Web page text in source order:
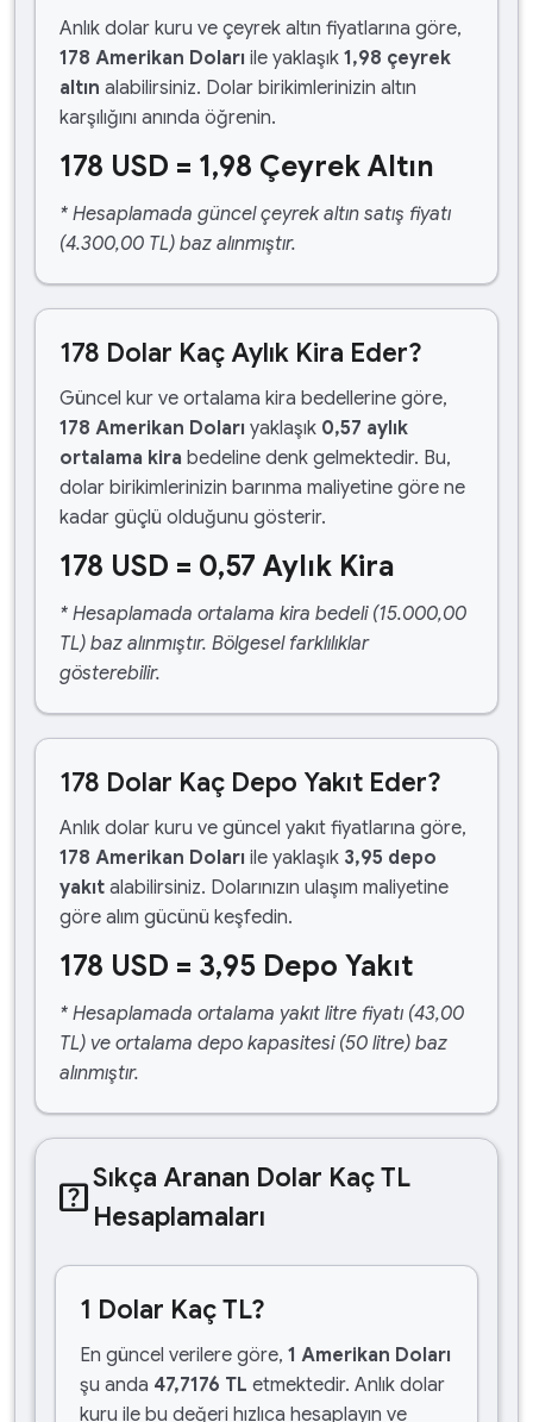
Anlık dolar kuru ve çeyrek altın fiyatlarına göre,
178 Amerikan Doları ile yaklaşık 1,98 çeyrek
altın alabilirsiniz. Dolar birikimlerinizin altın
karşılığını anında öğrenin.
178 USD = 1,98 Çeyrek Altın
* Hesaplamada güncel çeyrek altın satış fiyatı
(4.300,00 TL) baz alınmıştır.
178 Dolar Kaç Aylık Kira Eder?
Güncel kur ve ortalama kira bedellerine göre,
178 Amerikan Doları yaklaşık 0,57 aylık
ortalama kira bedeline denk gelmektedir. Bu,
dolar birikimlerinizin barınma maliyetine göre ne
kadar güçlü olduğunu gösterir.
178 USD = 0,57 Aylık Kira
* Hesaplamada ortalama kira bedeli (15.000,00
TL) baz alınmıştır. Bölgesel farklılıklar
gösterebilir.
178 Dolar Kaç Depo Yakıt Eder?
Anlık dolar kuru ve güncel yakıt fiyatlarına göre,
178 Amerikan Doları ile yaklaşık 3,95 depo
yakıt alabilirsiniz. Dolarınızın ulaşım maliyetine
göre alım gücünü keşfedin.
178 USD = 3,95 Depo Yakıt
* Hesaplamada ortalama yakıt litre fiyatı (43,00
TL) ve ortalama depo kapasitesi (50 litre) baz
alınmıştır.
help_centerSıkça Aranan Dolar Kaç TL
Hesaplamaları
1 Dolar Kaç TL?
En güncel verilere göre, 1 Amerikan Doları
şu anda 47,7176 TL etmektedir. Anlık dolar
kuru ile bu değeri hızlıca hesaplayın ve